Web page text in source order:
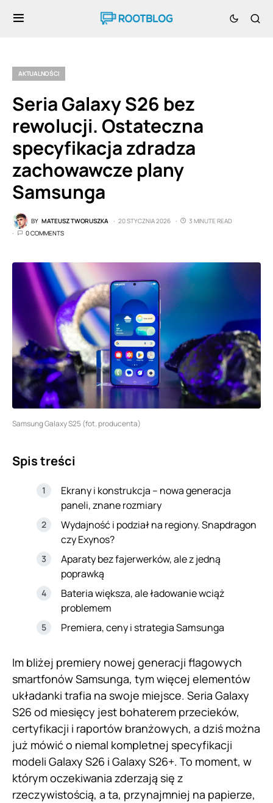
AKTUALNOŚCI
Seria Galaxy S26 bez
rewolucji. Ostateczna
specyfikacja zdradza
zachowawcze plany
Samsunga
BY MATEUSZ TWORUSZKA 20 STYCZNIA 2026
3 MINUTE READ
0 COMMENTS
Samsung Galaxy S25 (fot. producenta)
Spis treści
Ekrany i konstrukcja – nowa generacja
paneli, znane rozmiary
Wydajność i podział na regiony. Snapdragon
czy Exynos?
Aparaty bez fajerwerków, ale z jedną
poprawką
Bateria większa, ale ładowanie wciąż
problemem
Premiera, ceny i strategia Samsunga
Im bliżej premiery nowej generacji flagowych
smartfonów Samsunga, tym więcej elementów
układanki trafia na swoje miejsce. Seria Galaxy
S26 od miesięcy jest bohaterem przecieków,
certyfikacji i raportów branżowych, a dziś można
już mówić o niemal kompletnej specyfikacji
modeli Galaxy S26 i Galaxy S26+. To moment, w
którym oczekiwania zderzają się z
rzeczywistością, a ta, przynajmniej na papierze,